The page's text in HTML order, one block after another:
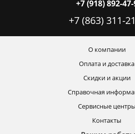
+7 (918) 892-
+7 (863) 311-
О компании
Оплата и доставка
Скидки и акции
Справочная
Сервисные центры
Контакты